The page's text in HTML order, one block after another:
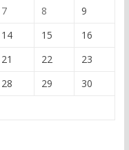
7 8
9
14 15
16
21 22
23
28 29
30